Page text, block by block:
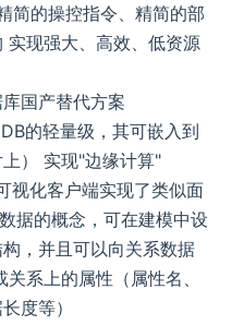
简的操控指令、精简的部
实现强大、高效、低资源
国产替代方案
的轻量级，其可嵌入到
） 实现"边缘计算"
视化客户端实现了类似面
据的概念，可在建模中设
，并且可以向关系数据
系上的属性（属性名、
度等）